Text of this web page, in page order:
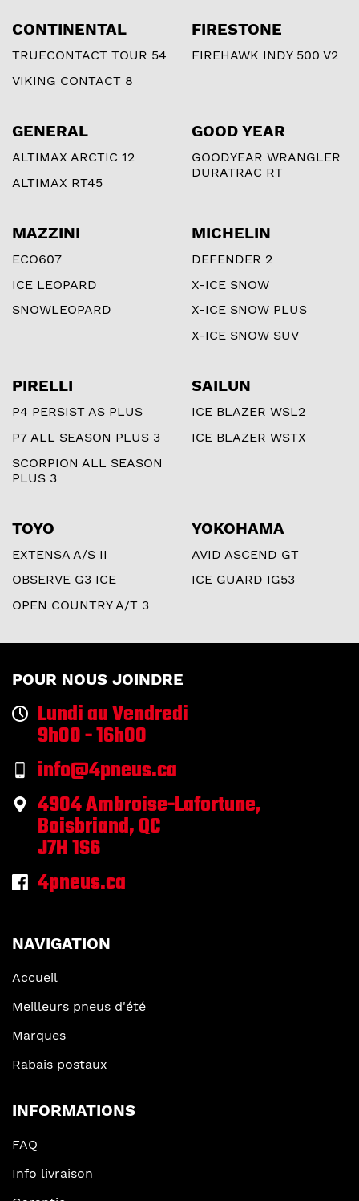
CONTINENTAL
TRUECONTACT TOUR 54
VIKING CONTACT 8
FIRESTONE
FIREHAWK INDY 500 V2
GENERAL
ALTIMAX ARCTIC 12
ALTIMAX RT45
GOOD YEAR
GOODYEAR WRANGLER
DURATRAC RT
MAZZINI
ECO607
ICE LEOPARD
SNOWLEOPARD
MICHELIN
DEFENDER 2
X-ICE SNOW
X-ICE SNOW PLUS
X-ICE SNOW SUV
PIRELLI
P4 PERSIST AS PLUS
P7 ALL SEASON PLUS 3
SCORPION ALL SEASON
PLUS 3
SAILUN
ICE BLAZER WSL2
ICE BLAZER WSTX
TOYO
EXTENSA A/S II
OBSERVE G3 ICE
OPEN COUNTRY A/T 3
YOKOHAMA
AVID ASCEND GT
ICE GUARD IG53
POUR NOUS JOINDRE
Lundi au Vendredi
9h00 - 16h00
info@4pneus.ca
4904 Ambroise-Lafortune,
Boisbriand, QC
J7H 1S6
4pneus.ca
NAVIGATION
Accueil
Meilleurs pneus d'été
Marques
Rabais postaux
INFORMATIONS
FAQ
Info livraison